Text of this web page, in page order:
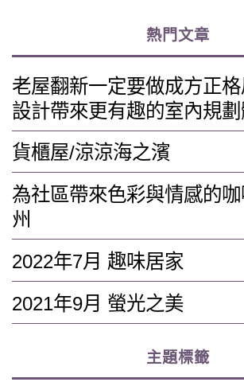
熱門文章
老屋翻新一定要做成方正
設計帶來更有趣的室內規
貨櫃屋/涼涼海之濱
為社區帶來色彩與情感的
州
2022年7月 趣味居家
2021年9月 螢光之美
主題標籤